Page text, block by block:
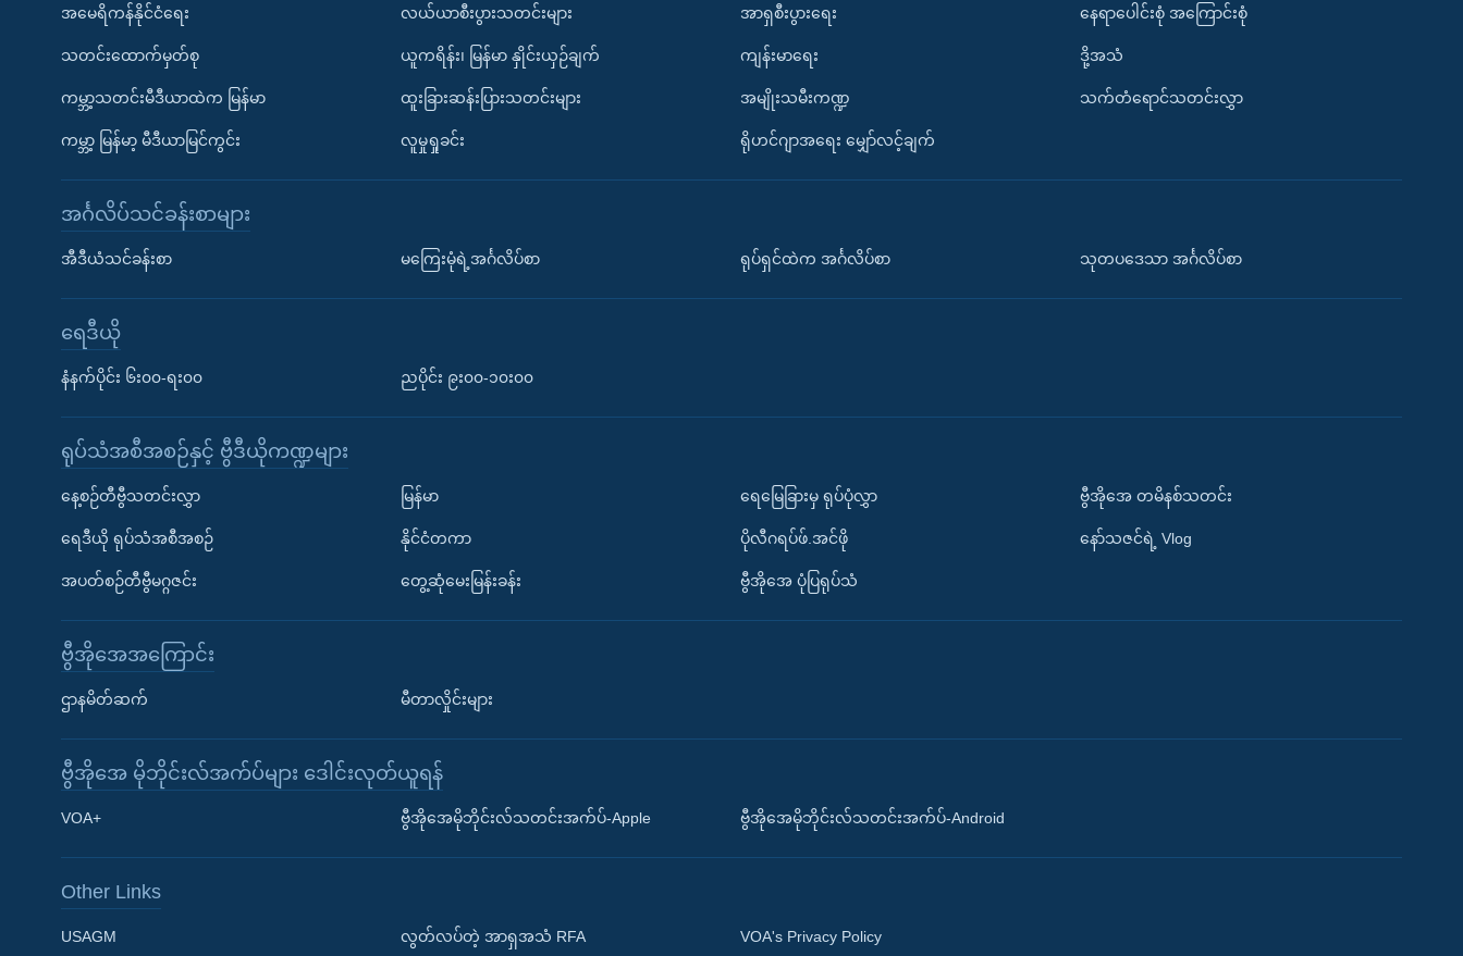
Learning English
အမေရိကန်နိုင်ငံရေး
သတင်းထောက်မှတ်စု
ကမ္ဘာ့သတင်းမီဒီယာထဲက မြန်မာ
ကမ္ဘာ့ မြန်မာ့ မီဒီယာမြင်ကွင်း
လယ်ယာစီးပွားသတင်းများ
ယူကရိန်း၊ မြန်မာ နှိုင်းယှဉ်ချက်
ထူးခြားဆန်းပြားသတင်းများ
လူမှုရှုခင်း
အာရှစီးပွားရေး
ကျန်းမာရေး
အမျိုးသမီးကဏ္ဍ
ရိုဟင်ဂျာအရေး မျှော်လင့်ချက်
နေရာပေါင်းစုံ အကြောင်းစုံ
ဒို့အသံ
သက်တံရောင်သတင်းလွှာ
အင်္ဂလိပ်သင်ခန်းစာများ
အီဒီယံသင်ခန်းစာ မကြေးမုံရဲ့အင်္ဂလိပ်စာ ရုပ်ရှင်ထဲက အင်္ဂလိပ်စာ သုတပဒေသာ အင်္ဂလိပ်စာ
ရေဒီယို
နံနက်ပိုင်း ၆း၀၀-ရး၀၀ ညပိုင်း ၉း၀၀-၁၀း၀၀
ရုပ်သံအစီအစဉ်နှင့် ဗွီဒီယိုကဏ္ဍများ
နေ့စဉ်တီဗွီသတင်းလွှာ
ရေဒီယို ရုပ်သံအစီအစဉ်
အပတ်စဉ်တီဗွီမဂ္ဂဇင်း
မြန်မာ
နိုင်ငံတကာ
တွေ့ဆုံမေးမြန်းခန်း
ရေမြေခြားမှ ရုပ်ပုံလွှာ
ပိုလီဂရပ်ဖ်.အင်ဖို
ဗွီအိုအေ ပုံပြရုပ်သံ
ဗွီအိုအေ တမိနစ်သတင်း
နော်သဇင်ရဲ့ Vlog
ဗွီအိုအေအကြောင်း
ဌာနမိတ်ဆက် မီတာလှိုင်းများ
ဗွီအိုအေ မိုဘိုင်းလ်အက်ပ်များ ဒေါင်းလုတ်ယူရန်
VOA+ ဗွီအိုအေမိုဘိုင်းလ်သတင်းအက်ပ်-Apple ဗွီအိုအေမိုဘိုင်းလ်သတင်းအက်ပ်-Android
Other Links
USAGM လွတ်လပ်တဲ့ အာရှအသံ RFA VOA's Privacy Policy